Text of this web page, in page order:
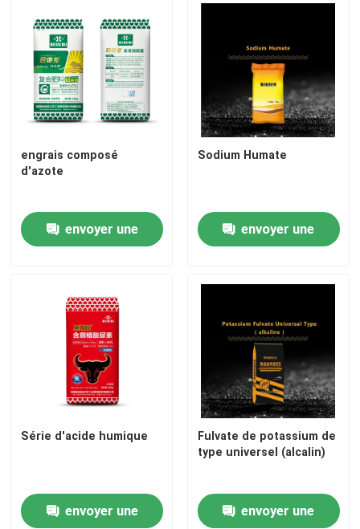
Bio-Méthanol
Urée des véhicules à moteur de catégorie
POM plastique
Acide humique
engrais composé
d'azote
envoyer une
Sodium Humate
envoyer une
Série d'acide humique
envoyer une
Fulvate de potassium de
type universel (alcalin)
envoyer une